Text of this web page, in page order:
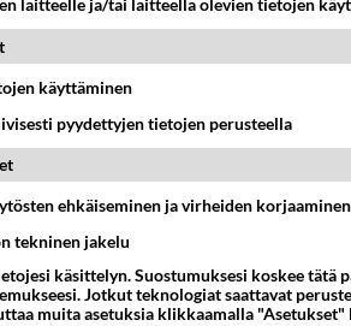
01-28 16:32:00
laitteelle ja/tai laitteella olevien tietojen
käyttäminen
pyydettyjen tietojen perusteella
ehkäiseminen ja virheiden korjaaminen
tekninen jakelu
käsittelyn. Suostumuksesi koskee tätä
Jotkut teknologiat saattavat
muita asetuksia klikkaamalla